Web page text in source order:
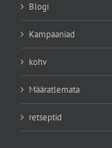
Blogi
Kampaaniad
kohv
Määratlemata
retseptid